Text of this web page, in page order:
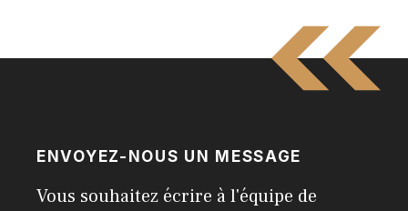
ENVOYEZ-NOUS UN MESSAGE
Vous souhaitez écrire à l'équipe de